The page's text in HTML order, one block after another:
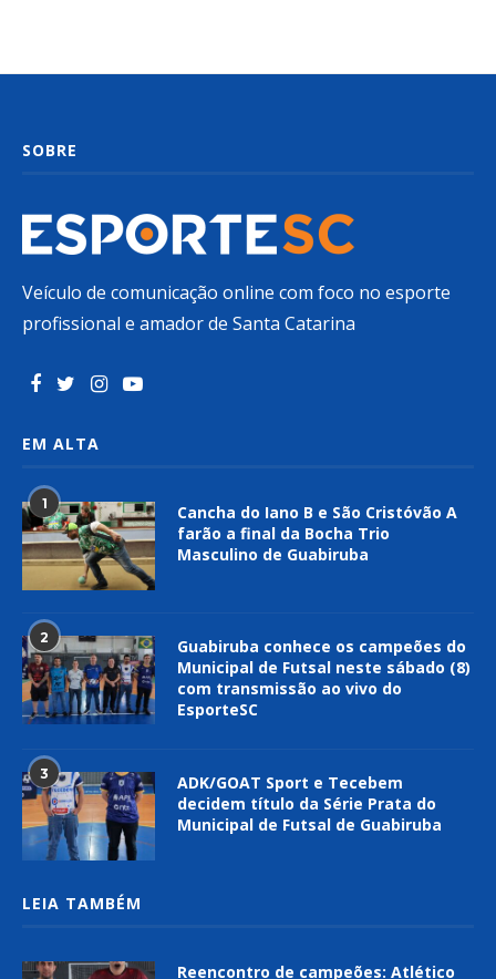
SOBRE
Veículo de comunicação online com foco no esporte
profissional e amador de Santa Catarina
EM ALTA
1
Cancha do Iano B e São Cristóvão A
farão a final da Bocha Trio
Masculino de Guabiruba
2
Guabiruba conhece os campeões do
Municipal de Futsal neste sábado (8)
com transmissão ao vivo do
EsporteSC
3
ADK/GOAT Sport e Tecebem
decidem título da Série Prata do
Municipal de Futsal de Guabiruba
LEIA TAMBÉM
Reencontro de campeões: Atlético